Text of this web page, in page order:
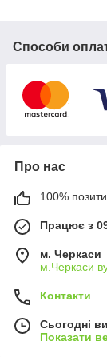
Насіння,
000
Способи
Про нас
100%
Працює з
м. Черкаси
м.Черкаси
Контакти
Сьогодні
Показати